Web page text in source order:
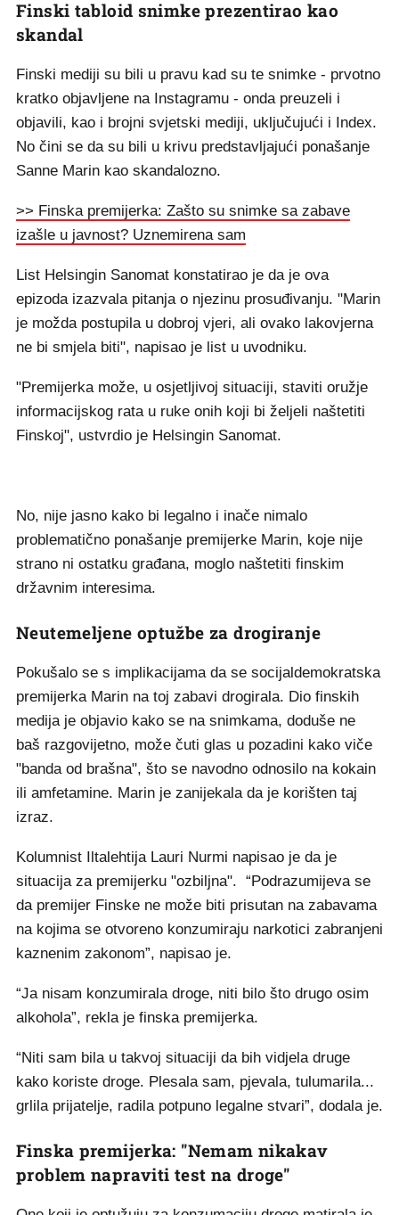
Finski tabloid snimke prezentirao kao
skandal
Finski mediji su bili u pravu kad su te snimke - prvotno
kratko objavljene na Instagramu - onda preuzeli i
objavili, kao i brojni svjetski mediji, uključujući i Index.
No čini se da su bili u krivu predstavljajući ponašanje
Sanne Marin kao skandalozno.
>> Finska premijerka: Zašto su snimke sa zabave
izašle u javnost? Uznemirena sam
List Helsingin Sanomat konstatirao je da je ova
epizoda izazvala pitanja o njezinu prosuđivanju. "Marin
je možda postupila u dobroj vjeri, ali ovako lakovjerna
ne bi smjela biti", napisao je list u uvodniku.
"Premijerka može, u osjetljivoj situaciji, staviti oružje
informacijskog rata u ruke onih koji bi željeli naštetiti
Finskoj", ustvrdio je Helsingin Sanomat.
No, nije jasno kako bi legalno i inače nimalo
problematično ponašanje premijerke Marin, koje nije
strano ni ostatku građana, moglo naštetiti finskim
državnim interesima.
Neutemeljene optužbe za drogiranje
Pokušalo se s implikacijama da se socijaldemokratska
premijerka Marin na toj zabavi drogirala. Dio finskih
medija je objavio kako se na snimkama, doduše ne
baš razgovijetno, može čuti glas u pozadini kako viče
"banda od brašna", što se navodno odnosilo na kokain
ili amfetamine. Marin je zanijekala da je korišten taj
izraz.
Kolumnist Iltalehtija Lauri Nurmi napisao je da je
situacija za premijerku "ozbiljna". “Podrazumijeva se
da premijer Finske ne može biti prisutan na zabavama
na kojima se otvoreno konzumiraju narkotici zabranjeni
kaznenim zakonom”, napisao je.
“Ja nisam konzumirala droge, niti bilo što drugo osim
alkohola”, rekla je finska premijerka.
“Niti sam bila u takvoj situaciji da bih vidjela druge
kako koriste droge. Plesala sam, pjevala, tulumarila...
grlila prijatelje, radila potpuno legalne stvari”, dodala je.
Finska premijerka: "Nemam nikakav
problem napraviti test na droge"